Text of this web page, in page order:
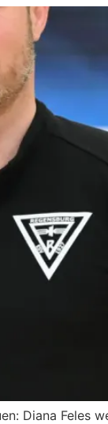
Diana Feles